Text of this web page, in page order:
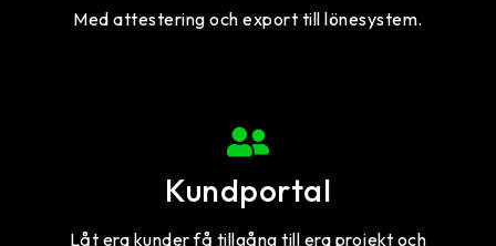
Med attestering och export till lönesystem.
Kundportal
Låt era kunder få tillgång till era projekt och